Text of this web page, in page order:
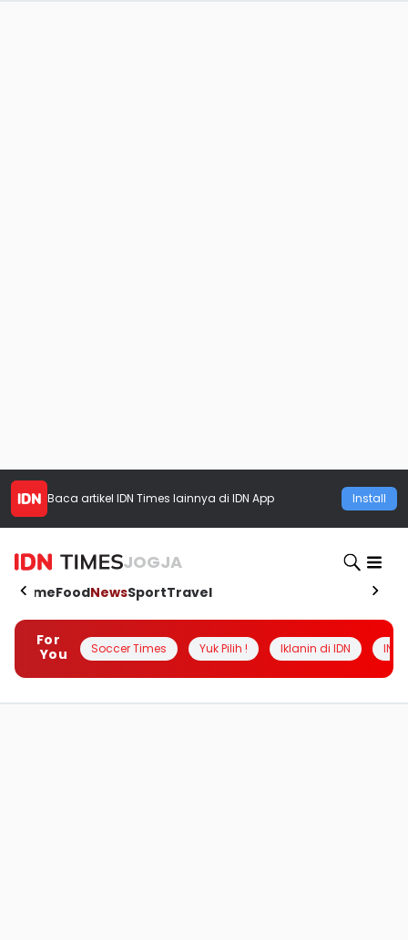
Baca artikel IDN Times lainnya di IDN App Install
JOGJA
HomeFoodNewsSportTravel
For
You
Soccer Times Yuk Pilih ! Iklanin di IDN